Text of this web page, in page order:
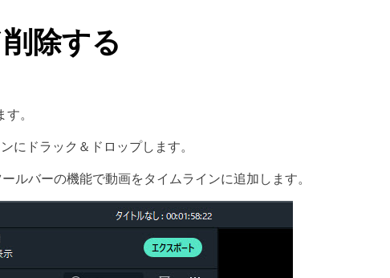
除する
。
にドラック＆ドロップします。
ルバーの機能で動画をタイムラインに追加します。